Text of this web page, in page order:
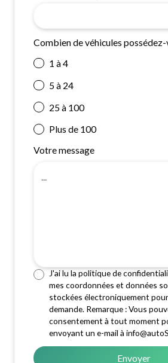
Combien de véhicules possédez-
1 à 4
5 à 24
25 à 100
Plus de 100
Votre message
J'ai lu la politique de
mes coordonnées et données
stockées électroniquement
demande. Remarque : Vous
consentement à tout moment
envoyant un e-mail à